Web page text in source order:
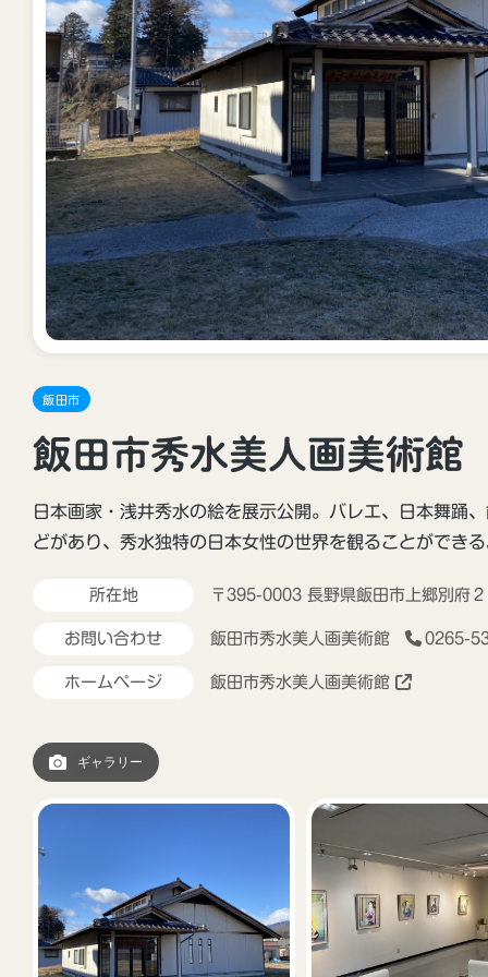
飯田市
飯田市秀水美人画美術館
日本画家・浅井秀水の絵を展示公開。バレエ、日本舞踊
どがあり、秀水独特の日本女性の世界を観ることができ
所在地 〒395-0003 長野県飯田市上郷別府
お問い合わせ 飯田市秀水美人画美術館 0265-
ホームページ 飯田市秀水美人画美術館
ギャラリー
案内所
飯田市の観光Instagram「iida_photrip」
はじめました！